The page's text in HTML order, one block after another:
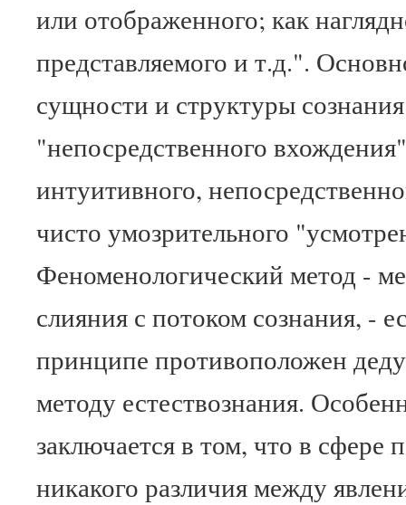
или отображенного; как
представляемого и т.д.".
сущности и структуры
"непосредственного
интуитивного,
чисто умозрительного
Феноменологический метод -
слияния с потоком сознания, -
принципе противоположен
методу естествознания.
заключается в том, что в сфере
никакого различия между